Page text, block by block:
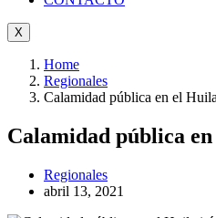
X
Home
Regionales
Calamidad pública en el
Calamidad pública
Regionales
abril 13, 2021